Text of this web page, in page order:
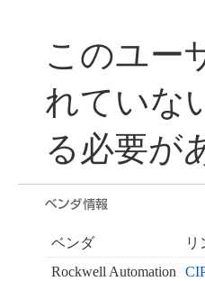
このユー
れていな
る必要が
ベンダ
リ
Rockwell Automation